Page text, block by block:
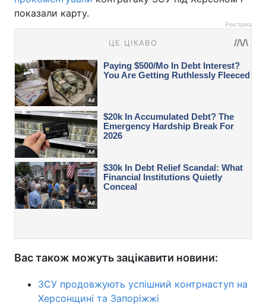
показали карту.
Реклама
Вас також можуть зацікавити новини:
ЗСУ продовжують успішний контрнаступ на
Херсонщині та Запоріжжі